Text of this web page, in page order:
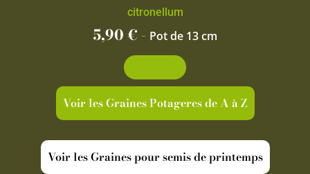
citronellum
5,90€ - Pot de 13 cm
Voir les Graines Potageres de A à Z
Voir les Graines pour semis de printemps